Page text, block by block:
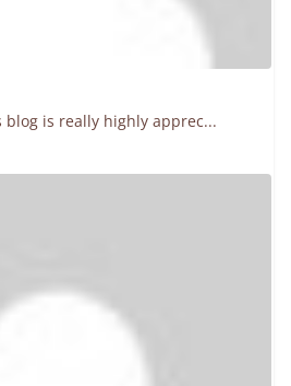
is really highly apprec...